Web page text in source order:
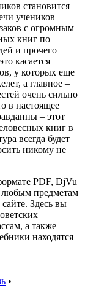
становится
учеников
с огромным
книг по
и прочего
касается
у которых еще
а главное –
очень сильно
в настоящее
– этот
книг в
всегда будет
никому не
PDF, DjVu
любым предметам
Здесь вы
а также
находятся
•